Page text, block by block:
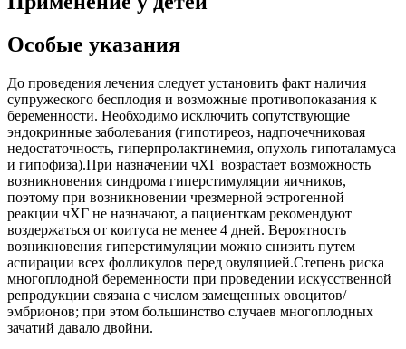
Особые указания
До проведения лечения следует установить факт наличия
супружеского бесплодия и возможные противопоказания к
беременности. Необходимо исключить сопутствующие
эндокринные заболевания (гипотиреоз, надпочечниковая
недостаточность, гиперпролактинемия, опухоль гипоталамуса
и гипофиза).При назначении чХГ возрастает возможность
возникновения синдрома гиперстимуляции яичников,
поэтому при возникновении чрезмерной эстрогенной
реакции чХГ не назначают, а пациенткам рекомендуют
воздержаться от коитуса не менее 4 дней. Вероятность
возникновения гиперстимуляции можно снизить путем
аспирации всех фолликулов перед овуляцией.Степень риска
многоплодной беременности при проведении искусственной
репродукции связана с числом замещенных овоцитов/
эмбрионов; при этом большинство случаев многоплодных
зачатий давало двойни.